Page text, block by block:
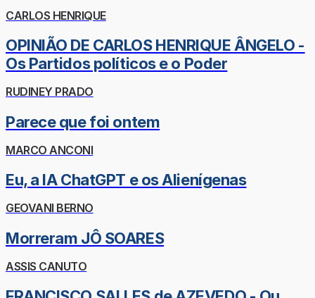
CARLOS HENRIQUE
OPINIÃO DE CARLOS HENRIQUE ÂNGELO -
Os Partidos políticos e o Poder
RUDINEY PRADO
Parece que foi ontem
MARCO ANCONI
Eu, a IA ChatGPT e os Alienígenas
GEOVANI BERNO
Morreram JÔ SOARES
ASSIS CANUTO